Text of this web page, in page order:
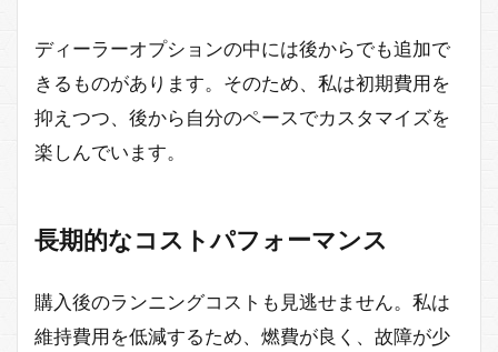
ディーラーオプションの中には後からでも追加で
きるものがあります。そのため、私は初期費用を
抑えつつ、後から自分のペースでカスタマイズを
楽しんでいます。
長期的なコストパフォーマンス
購入後のランニングコストも見逃せません。私は
維持費用を低減するため、燃費が良く、故障が少